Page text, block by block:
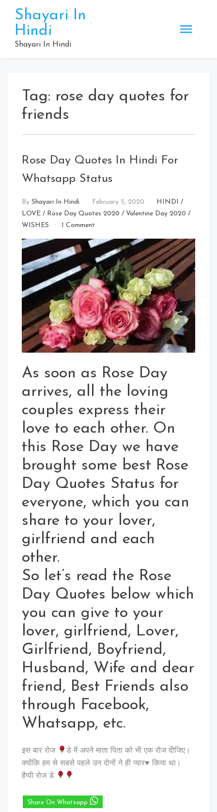
content
Shayari In
Hindi
Shayari In Hindi
Tag: rose day quotes for
friends
Rose Day Quotes In Hindi For
Whatsapp Status
By Shayari In Hindi February 5, 2020 HINDI /
LOVE / Rose Day Quotes 2020 / Valentine Day 2020 /
WISHES
1 Commenton
Day
Quotes
In
Hindi
For
Whatsapp
Status
As soon as Rose Day
arrives, all the loving
couples express their
love to each other. On
this Rose Day we have
brought some best Rose
Day Quotes Status for
everyone, which you can
share to your lover,
girlfriend and each
other.
So let’s read the Rose
Day Quotes below which
you can give to your
lover, girlfriend, Lover,
Girlfriend, Boyfriend,
Husband, Wife and dear
friend, Best Friends also
through Facebook,
Whatsapp, etc.
इस बार रोज
डे में अपने माता पिता को भी एक रोज दीजिए।
क्योंकि हम से सबसे पहले उन दोनों ने ही प्यार♥️ किया था।
हैप्पी रोज डे
Share On Whatsapp